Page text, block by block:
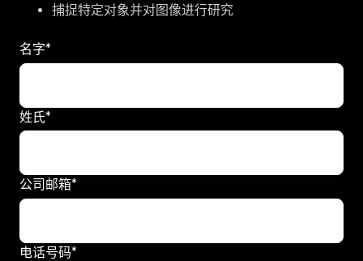
捕捉特定对象并对图像进行研究
名字*
姓氏*
公司邮箱*
电话号码*